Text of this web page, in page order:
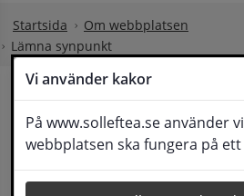
Vi använder kakor
På www.solleftea.se använder
webbplatsen ska fungera på
Startsida
Om webbplatsen
Lämna synpunkt
Lämna synpunkt
Här kan du lämna